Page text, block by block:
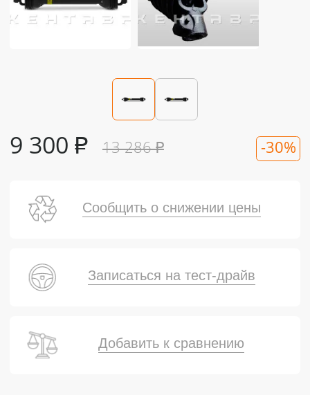
13 286₽ -30%
9 300 ₽
Добавить к сравнению
Сообщить о снижении цены
Записаться на тест-драйв